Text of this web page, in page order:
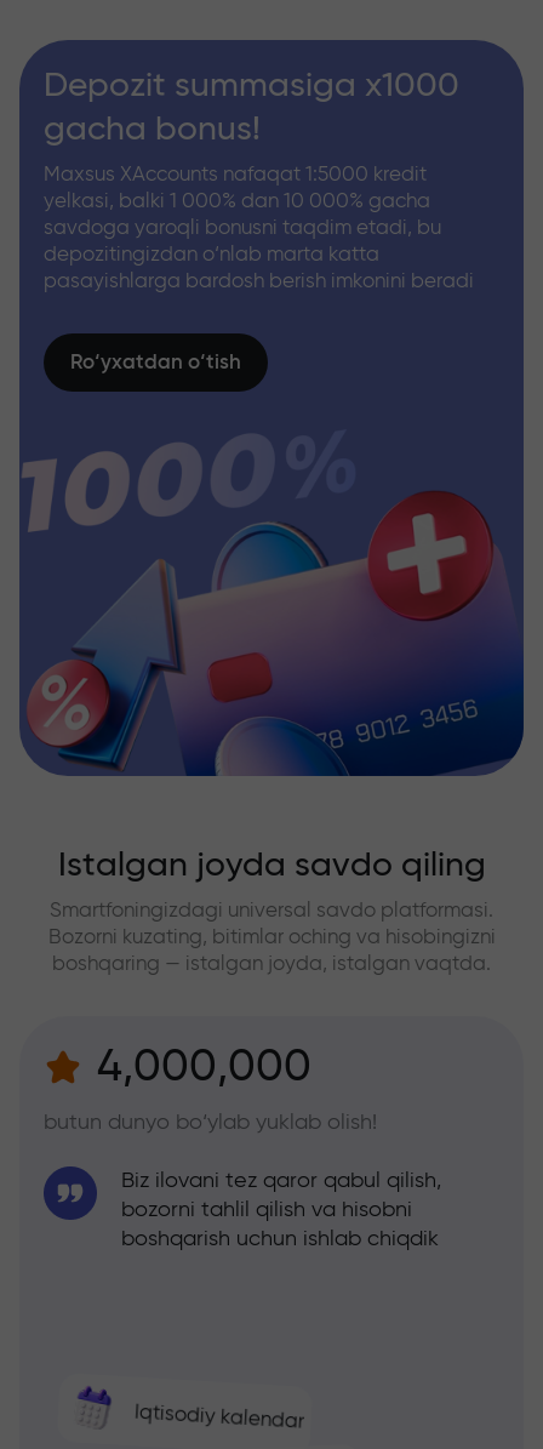
Depozit summasiga x1000
gacha bonus!
Maxsus XAccounts nafaqat 1:5000 kredit
yelkasi, balki 1 000% dan 10 000% gacha
savdoga yaroqli bonusni taqdim etadi, bu
depozitingizdan o‘nlab marta katta
pasayishlarga bardosh berish imkonini beradi
Ro‘yxatdan o‘tish
Istalgan joyda savdo qiling
Smartfoningizdagi universal savdo platformasi.
Bozorni kuzating, bitimlar oching va hisobingizni
boshqaring — istalgan joyda, istalgan vaqtda.
4,000,000
butun dunyo bo‘ylab yuklab olish!
Iqtisodiy kalendar
Biz ilovani tez qaror qabul qilish,
bozorni tahlil qilish va hisobni
boshqarish uchun ishlab chiqdik